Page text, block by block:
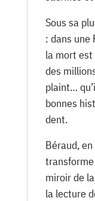
Sous sa
: dans une
la mort
des
plaint…
bonnes
dent.
Béraud,
miroir de
la lecture